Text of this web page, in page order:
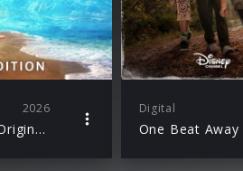
2026
Vaiana (Deutscher Original Film-Soundtrack/Deluxe Edition)
Digital